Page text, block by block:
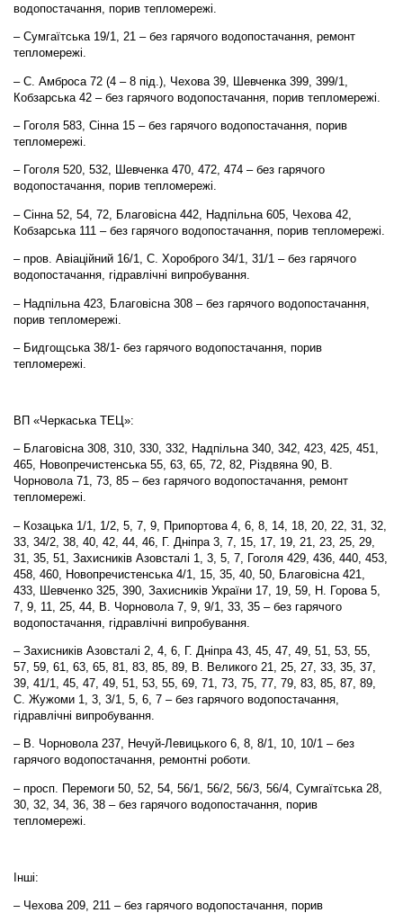
водопостачання, порив тепломережі.
– Сумгаїтська 19/1, 21 – без гарячого водопостачання, ремонт
тепломережі.
– С. Амброса 72 (4 – 8 під.), Чехова 39, Шевченка 399, 399/1,
Кобзарська 42 – без гарячого водопостачання, порив тепломережі.
– Гоголя 583, Сінна 15 – без гарячого водопостачання, порив
тепломережі.
– Гоголя 520, 532, Шевченка 470, 472, 474 – без гарячого
водопостачання, порив тепломережі.
– Сінна 52, 54, 72, Благовісна 442, Надпільна 605, Чехова 42,
Кобзарська 111 – без гарячого водопостачання, порив тепломережі.
– пров. Авіаційний 16/1, С. Хороброго 34/1, 31/1 – без гарячого
водопостачання, гідравлічні випробування.
– Надпільна 423, Благовісна 308 – без гарячого водопостачання,
порив тепломережі.
– Бидгощська 38/1- без гарячого водопостачання, порив
тепломережі.
ВП «Черкаська ТЕЦ»:
– Благовісна 308, 310, 330, 332, Надпільна 340, 342, 423, 425, 451,
465, Новопречистенська 55, 63, 65, 72, 82, Різдвяна 90, В.
Чорновола 71, 73, 85 – без гарячого водопостачання, ремонт
тепломережі.
– Козацька 1/1, 1/2, 5, 7, 9, Припортова 4, 6, 8, 14, 18, 20, 22, 31, 32,
33, 34/2, 38, 40, 42, 44, 46, Г. Дніпра 3, 7, 15, 17, 19, 21, 23, 25, 29,
31, 35, 51, Захисників Азовсталі 1, 3, 5, 7, Гоголя 429, 436, 440, 453,
458, 460, Новопречистенська 4/1, 15, 35, 40, 50, Благовісна 421,
433, Шевченко 325, 390, Захисників України 17, 19, 59, Н. Горова 5,
7, 9, 11, 25, 44, В. Чорновола 7, 9, 9/1, 33, 35 – без гарячого
водопостачання, гідравлічні випробування.
– Захисників Азовсталі 2, 4, 6, Г. Дніпра 43, 45, 47, 49, 51, 53, 55,
57, 59, 61, 63, 65, 81, 83, 85, 89, В. Великого 21, 25, 27, 33, 35, 37,
39, 41/1, 45, 47, 49, 51, 53, 55, 69, 71, 73, 75, 77, 79, 83, 85, 87, 89,
С. Жужоми 1, 3, 3/1, 5, 6, 7 – без гарячого водопостачання,
гідравлічні випробування.
– В. Чорновола 237, Нечуй-Левицького 6, 8, 8/1, 10, 10/1 – без
гарячого водопостачання, ремонтні роботи.
– просп. Перемоги 50, 52, 54, 56/1, 56/2, 56/3, 56/4, Сумгаїтська 28,
30, 32, 34, 36, 38 – без гарячого водопостачання, порив
тепломережі.
Інші:
– Чехова 209, 211 – без гарячого водопостачання, порив